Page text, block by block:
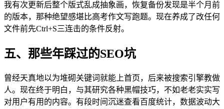
我有次更新后整个版式乱成抽象画，恢复备份发现是半个月前
的版本，那种绝望感堪比高考作文写跑题。现在养成了改任何
文件前先Ctrl+S三连击的条件反射。
五、那些年踩过的SEO坑
曾经天真地以为堆砌关键词就能上首页，后来被搜索引擎教做
人。现在终于明白，与其研究各种黑帽技巧，不如老老实实写
对用户有用的内容。有段时间沉迷查看百度统计，数据波动大